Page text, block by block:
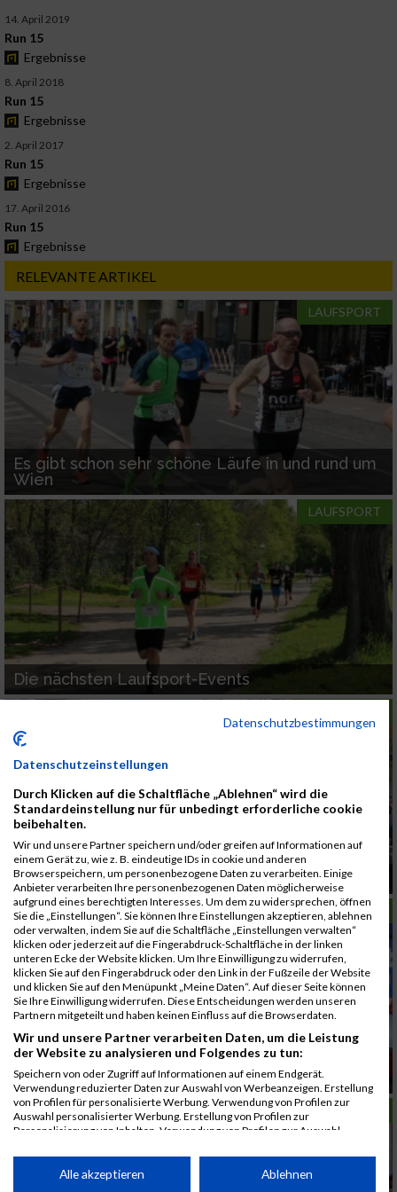
14. April 2019
Run 15
Ergebnisse
8. April 2018
Run 15
Ergebnisse
2. April 2017
Run 15
Ergebnisse
17. April 2016
Run 15
Ergebnisse
RELEVANTE ARTIKEL
LAUFSPORT
Es gibt schon sehr schöne Läufe in und rund um
Wien
LAUFSPORT
Die nächsten Laufsport-Events
Lauferlebnis inmitten der Stadt
LAUFSPORT
15. Run 15 am 2. April – Lauferlebnis inmitten der
Stadt
LAUFSPORT
Datenschutzbestimmungen
Datenschutzeinstellungen
Durch Klicken auf die Schaltfläche „Ablehnen“ wird die
Standardeinstellung nur für unbedingt erforderliche cookie
beibehalten.
Wir und unsere Partner speichern und/oder greifen auf Informationen auf
einem Gerät zu, wie z. B. eindeutige IDs in cookie und anderen
Browserspeichern, um personenbezogene Daten zu verarbeiten. Einige
Anbieter verarbeiten Ihre personenbezogenen Daten möglicherweise
aufgrund eines berechtigten Interesses. Um dem zu widersprechen, öffnen
Sie die „Einstellungen“. Sie können Ihre Einstellungen akzeptieren, ablehnen
oder verwalten, indem Sie auf die Schaltfläche „Einstellungen verwalten“
klicken oder jederzeit auf die Fingerabdruck-Schaltfläche in der linken
unteren Ecke der Website klicken. Um Ihre Einwilligung zu widerrufen,
klicken Sie auf den Fingerabdruck oder den Link in der Fußzeile der Website
und klicken Sie auf den Menüpunkt „Meine Daten“. Auf dieser Seite können
Sie Ihre Einwilligung widerrufen. Diese Entscheidungen werden unseren
Partnern mitgeteilt und haben keinen Einfluss auf die Browserdaten.
Wir und unsere Partner verarbeiten Daten, um die Leistung
der Website zu analysieren und Folgendes zu tun:
Speichern von oder Zugriff auf Informationen auf einem Endgerät.
Verwendung reduzierter Daten zur Auswahl von Werbeanzeigen. Erstellung
von Profilen für personalisierte Werbung. Verwendung von Profilen zur
Auswahl personalisierter Werbung. Erstellung von Profilen zur
Personalisierung von Inhalten. Verwendung von Profilen zur Auswahl
Performance von Inhalten. Analyse von Zielgruppen durch Statistiken oder
Kombinationen von Daten aus verschiedenen Quellen. Entwicklung und
Alle akzeptieren Ablehnen